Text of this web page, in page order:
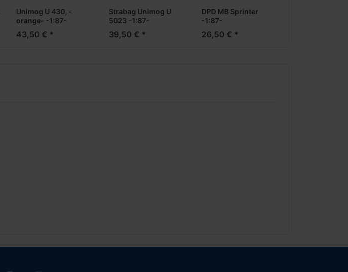
Unimog U 430, -
orange- -1:87-
43,50 € *
Strabag Unimog U
5023 -1:87-
39,50 € *
DPD MB Sprinter
-1:87-
26,50 € *